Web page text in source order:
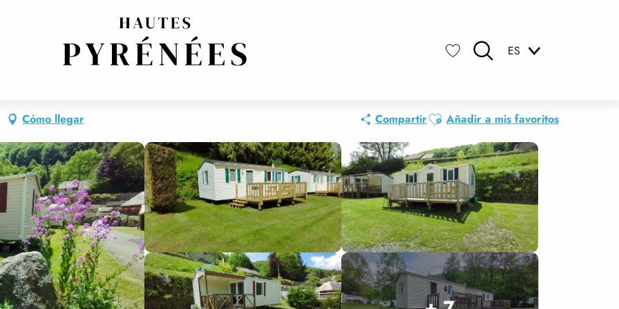
ES
Cómo llegar CompartirAjouter aux favoris
Añadir a mis favoritos